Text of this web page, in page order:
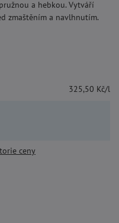
a hebkou. Vytváří
zmaštěním a navlhnutím.
325,50 Kč/l
ceny